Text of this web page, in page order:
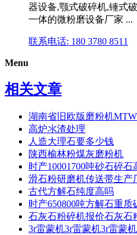
器设备,颚式破碎机,锤式
一体的微粉磨设备厂家 ...
联系电话: 180 3780 8511
Menu
相关文章
湖南省旧欧版磨粉机
高炉氺渣处理
人造大理石要多少钱
陕西榆林粉煤灰磨粉机
时产10001700吨砂石碎石
滑石粉研磨机传送带生产
古代方解石纯度高吗
时产650800吨方解石重质
石灰石粉碎机报价石灰石
3r雷蒙机3r雷蒙机3r雷蒙机